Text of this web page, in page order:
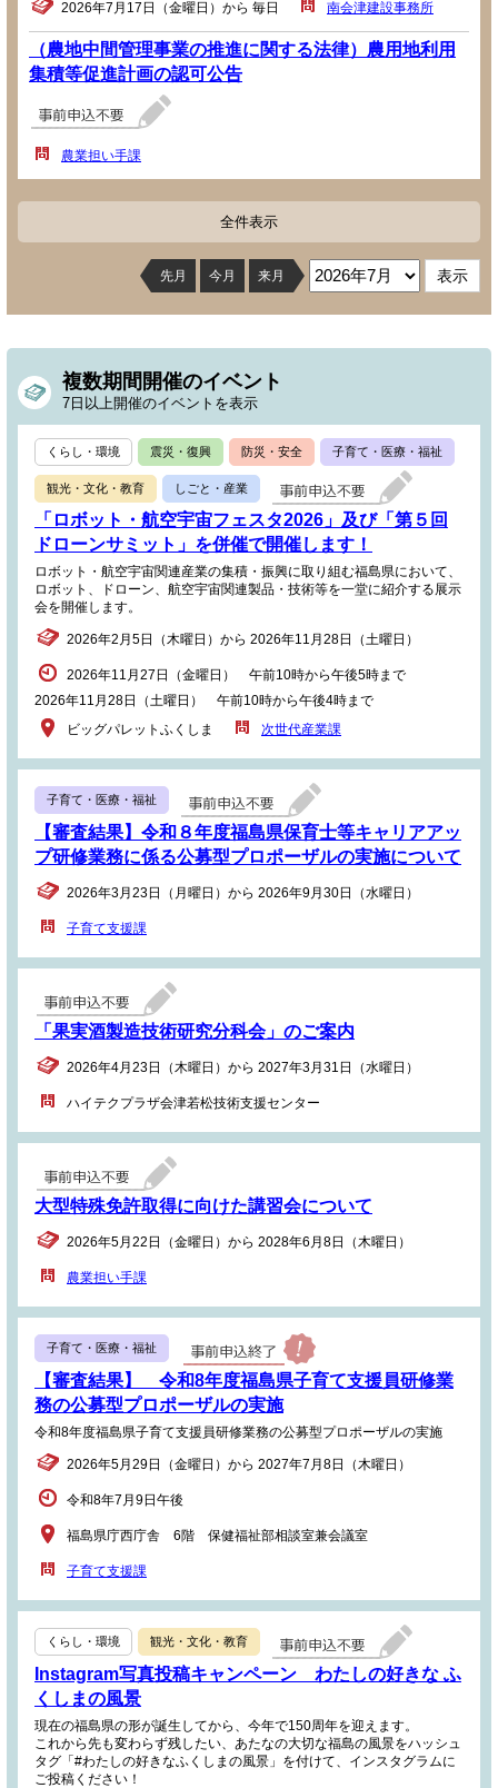
2026年7月17日（金曜日）から 毎日 南会津建設事務所
（農地中間管理事業の推進に関する法律）農用地利用
集積等促進計画の認可公告
農業担い手課
全件表示
先月 今月 来月
複数期間開催のイベント
7日以上開催のイベントを表示
くらし・環境 震災・復興 防災・安全 子育て・医療・福祉
観光・文化・教育 しごと・産業
「ロボット・航空宇宙フェスタ2026」及び「第５回
ドローンサミット」を併催で開催します！
ロボット・航空宇宙関連産業の集積・振興に取り組む福島県において、
ロボット、ドローン、航空宇宙関連製品・技術等を一堂に紹介する展示
会を開催します。
2026年2月5日（木曜日）から 2026年11月28日（土曜日）
2026年11月27日（金曜日） 午前10時から午後5時まで
2026年11月28日（土曜日） 午前10時から午後4時まで
ビッグパレットふくしま
次世代産業課
子育て・医療・福祉
【審査結果】令和８年度福島県保育士等キャリアアッ
プ研修業務に係る公募型プロポーザルの実施について
2026年3月23日（月曜日）から 2026年9月30日（水曜日）
子育て支援課
「果実酒製造技術研究分科会」のご案内
2026年4月23日（木曜日）から 2027年3月31日（水曜日）
ハイテクプラザ会津若松技術支援センター
大型特殊免許取得に向けた講習会について
2026年5月22日（金曜日）から 2028年6月8日（木曜日）
農業担い手課
子育て・医療・福祉
【審査結果】 令和8年度福島県子育て支援員研修業
務の公募型プロポーザルの実施
令和8年度福島県子育て支援員研修業務の公募型プロポーザルの実施
2026年5月29日（金曜日）から 2027年7月8日（木曜日）
令和8年7月9日午後
福島県庁西庁舎 6階 保健福祉部相談室兼会議室
子育て支援課
くらし・環境 観光・文化・教育
Instagram写真投稿キャンペーン わたしの好きな ふ
くしまの風景
現在の福島県の形が誕生してから、今年で150周年を迎えます。
これから先も変わらず残したい、あたなの大切な福島の風景をハッシュ
タグ「#わたしの好きなふくしまの風景」を付けて、インスタグラムに
ご投稿ください！